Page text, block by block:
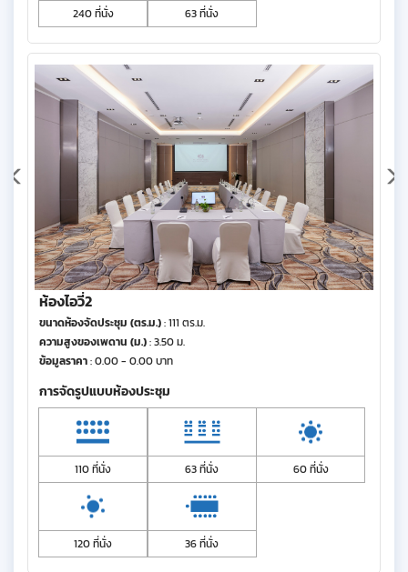
240 ที่นั่ง 63 ที่นั่ง
ห้องไอวี่2
ขนาดห้องจัดประชุม (ตร.ม.): 111 ตร.ม.
ความสูงของเพดาน (ม.): 3.50 ม.
ข้อมูลราคา: 0.00 - 0.00 บาท
การจัดรูปแบบห้องประชุม
110 ที่นั่ง 63 ที่นั่ง 60 ที่นั่ง
120 ที่นั่ง 36 ที่นั่ง